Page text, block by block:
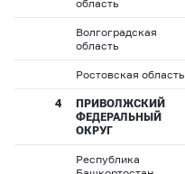
область
Волгоградская
область
Ростовская область
4
ПРИВОЛЖСКИЙ
ФЕДЕРАЛЬНЫЙ
ОКРУГ
Республика